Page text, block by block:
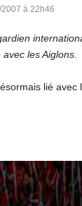
à 22h46
les Aiglons.
lié avec